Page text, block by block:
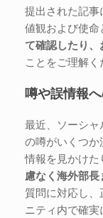
提出された記
値観および使命
て確認したり
ことをご理解く
噂や誤情報へ
最近、ソーシ
の噂がいくつ
情報を見かけた
慮なく海外部
質問に対応し
ニティ内で確実